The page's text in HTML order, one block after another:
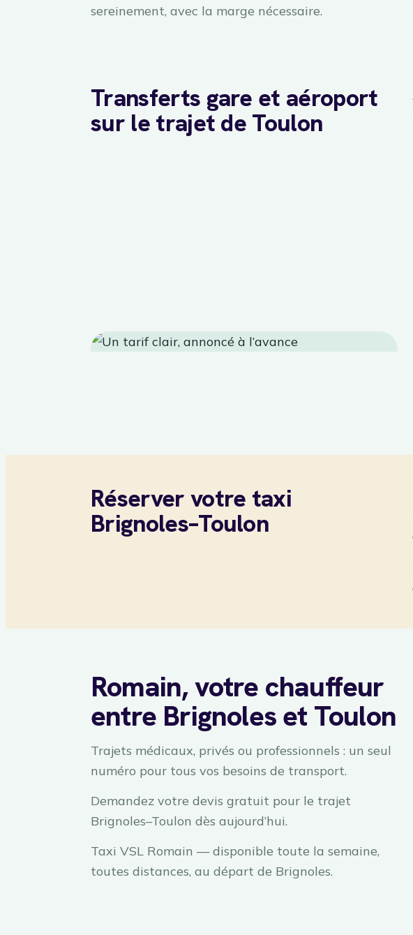
sereinement, avec la marge nécessaire.
Transferts gare et aéroport
sur le trajet de Toulon
Réserver votre taxi
Brignoles–Toulon
Romain, votre chauffeur
entre Brignoles et Toulon
Trajets médicaux, privés ou professionnels : un seul
numéro pour tous vos besoins de transport.
Demandez votre devis gratuit pour le trajet
Brignoles–Toulon dès aujourd’hui.
Taxi VSL Romain — disponible toute la semaine,
toutes distances, au départ de Brignoles.